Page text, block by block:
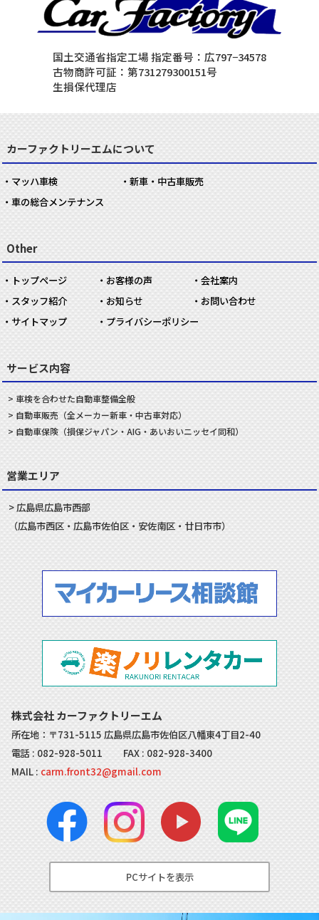
国土交通省指定工場 指定番号：広797−34578
古物商許可証：第731279300151号
生損保代理店
カーファクトリーエムについて
マッハ車検
新車・中古車販売
車の総合メンテナンス
Other
トップページ お客様の声
会社案内
スタッフ紹介
お知らせ
お問い合わせ
サイトマップ
プライバシーポリシー
サービス内容
車検を合わせた自動車整備全般
自動車販売 （全メーカー新車・中古車対応）
自動車保険（損保ジャパン・AIG・あいおいニッセイ同和）
営業エリア
広島県広島市西部
（広島市西区・ 広島市佐伯区・ 安佐南区・ 廿日市市）
株式会社 カーファクトリーエム
所在地：〒731-5115 広島県広島市佐伯区八幡東4丁目2-40
電話 : 082-928-5011 FAX : 082-928-3400
MAIL : carm.front32@gmail.com
PCサイトを表示